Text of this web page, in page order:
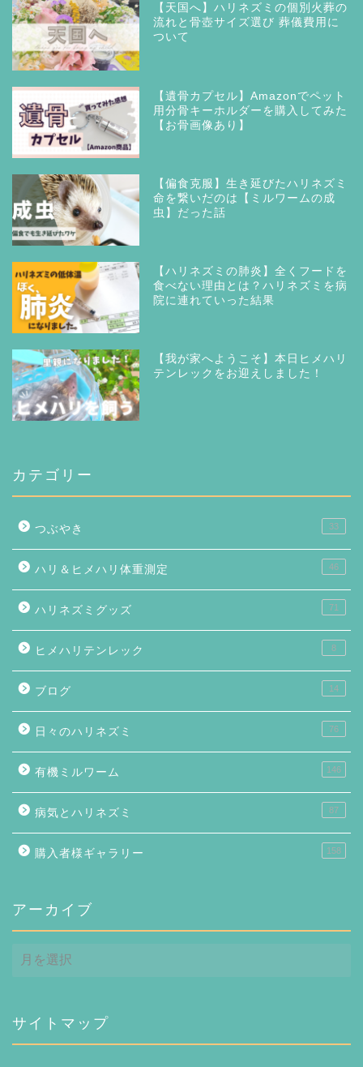
【天国へ】ハリネズミの個別火葬の
流れと骨壺サイズ選び 葬儀費用に
ついて
【遺骨カプセル】Amazonでペット
用分骨キーホルダーを購入してみた
【お骨画像あり】
【偏食克服】生き延びたハリネズミ
命を繋いだのは【ミルワームの成
虫】だった話
【ハリネズミの肺炎】全くフードを
食べない理由とは？ハリネズミを病
院に連れていった結果
【我が家へようこそ】本日ヒメハリ
テンレックをお迎えしました！
カテゴリー
つぶやき 33
ハリ＆ヒメハリ体重測定 46
ハリネズミグッズ 71
ヒメハリテンレック 8
ブログ 14
日々のハリネズミ 76
有機ミルワーム 146
病気とハリネズミ 87
購入者様ギャラリー 158
アーカイブ
ー
ブ
サイトマップ